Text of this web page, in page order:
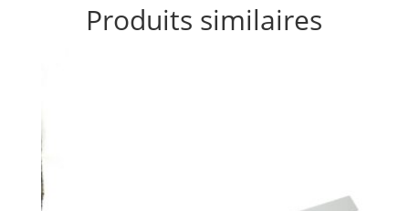
Produits similaires